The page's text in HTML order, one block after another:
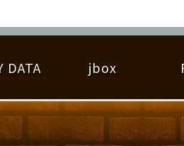
本の遊び方 遊び方ガイド
る楽曲 アーティスト紹介
DATA
ゆびベル
jbox
ライバル比較 プレーヤ
大会開催 大会参加情報
BEST SCORE RANKING